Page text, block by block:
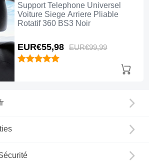
Support Telephone Universel
Voiture Siege Arriere Pliable
Rotatif 360 BS3 Noir
EUR€55,98 EUR€99,99